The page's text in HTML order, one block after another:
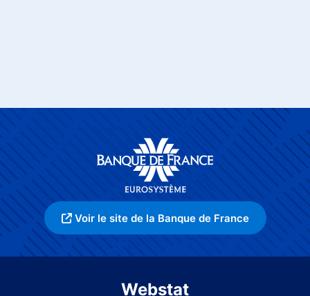
Voir le site de la Banque de France
Webstat